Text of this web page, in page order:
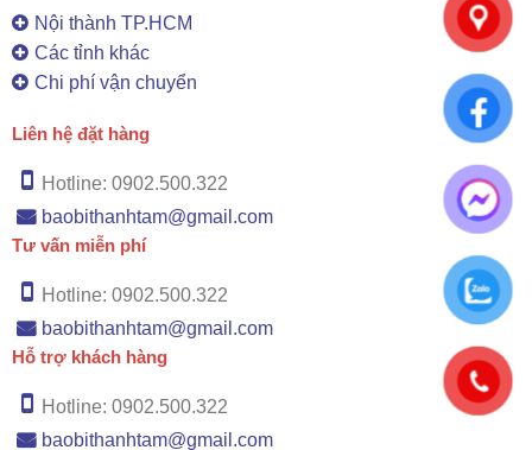
Nội thành TP.HCM
Các tỉnh khác
Chi phí vận chuyển
Liên hệ đặt hàng
Hotline: 0902.500.322
baobithanhtam@gmail.com
Tư vấn miễn phí
Hotline: 0902.500.322
baobithanhtam@gmail.com
Hỗ trợ khách hàng
Hotline: 0902.500.322
baobithanhtam@gmail.com